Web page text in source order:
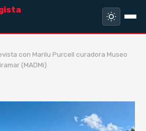
H
con Marilu Purcell curadora Museo
(MADMi)